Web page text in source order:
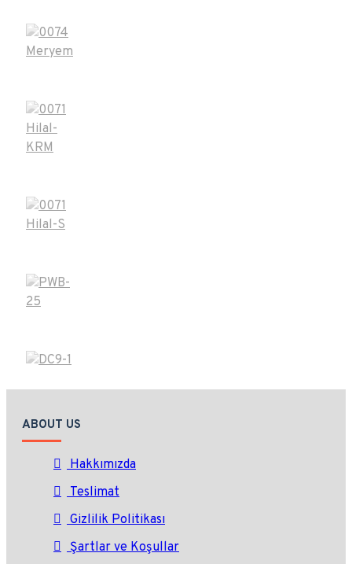
ABOUT US
Hakkımızda
Teslimat
Gizlilik Politikası
Şartlar ve Koşullar